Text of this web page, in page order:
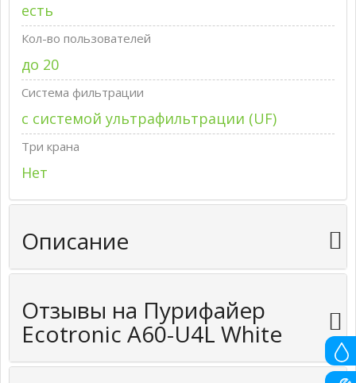
есть
Кол-во пользователей
до 20
Система фильтрации
с системой ультрафильтрации (UF)
Три крана
Нет
Описание
Отзывы на Пурифайер
Ecotronic A60-U4L White